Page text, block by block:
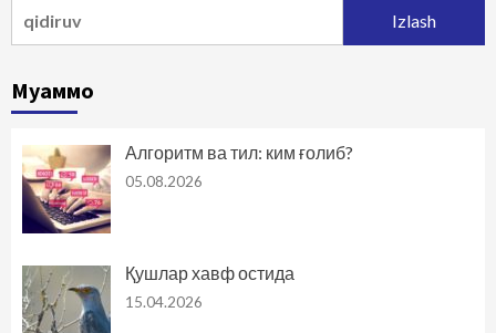
Муаммо
Алгоритм ва тил: ким ғолиб?
05.08.2026
Қушлар хавф остида
15.04.2026